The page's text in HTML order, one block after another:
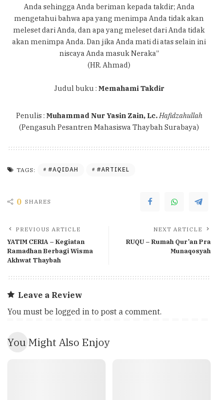
Anda sehingga Anda beriman kepada takdir; Anda
mengetahui bahwa apa yang menimpa Anda tidak akan
meleset dari Anda, dan apa yang meleset dari Anda tidak
akan menimpa Anda. Dan jika Anda mati di atas selain ini
niscaya Anda masuk Neraka”
(HR. Ahmad)
Judul buku : Memahami Takdir
Penulis : Muhammad Nur Yasin Zain, Lc.Hafidzahullah
(Pengasuh Pesantren Mahasiswa Thaybah Surabaya)
TAGS: #AQIDAH #ARTIKEL
0 SHARES
PREVIOUS ARTICLE
YATIM CERIA – Kegiatan
Ramadhan Berbagi Wisma
Akhwat Thaybah
NEXT ARTICLE
RUQU – Rumah Qur’an Pra
Munaqosyah
Leave a Review
You must be logged in to post a comment.
You Might Also Enjoy